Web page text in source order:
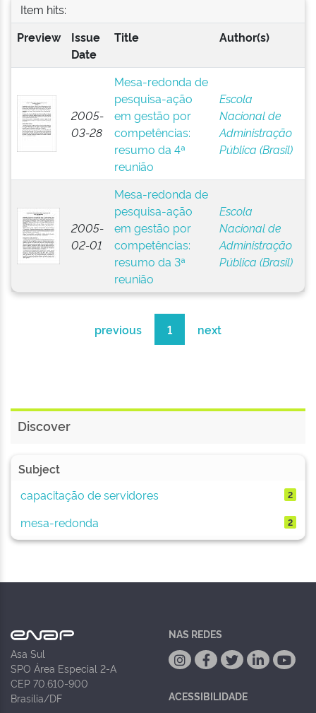
Item hits:
Preview
Issue
Date
Title Author(s)
2005-
03-28
Mesa-redonda de
pesquisa-ação
em gestão por
competências:
resumo da 4ª
reunião
Escola
Nacional de
Administração
Pública (Brasil)
2005-
02-01
Mesa-redonda de
pesquisa-ação
em gestão por
competências:
resumo da 3ª
reunião
Escola
Nacional de
Administração
Pública (Brasil)
previous 1 next
Discover
Subject
capacitação de servidores
2
mesa-redonda 2
Asa Sul
SPO Área Especial 2-A
CEP 70.610-900
Brasília/DF
NAS REDES
ACESSIBILIDADE